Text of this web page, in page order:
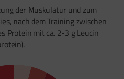
der Muskulatur und zum
nach dem Training zwischen
Protein mit ca. 2-3 g Leucin